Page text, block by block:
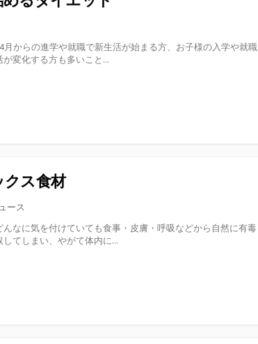
月からの進学や就職で新生活が始まる方、お子様の入学や就職
変化する方も多いこと...
ス食材
ース
なに気を付けていても食事・皮膚・呼吸などから自然に有毒
てしまい、やがて体内に...